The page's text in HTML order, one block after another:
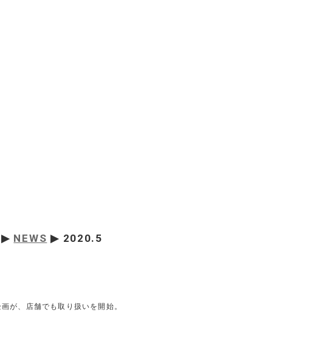
▶ NEWS ▶ 2020.5
が、店舗でも取り扱いを開始。